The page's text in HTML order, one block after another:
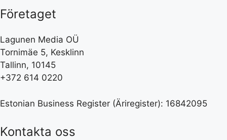
Företaget
Lagunen Media OÜ
Tornimäe 5, Kesklinn
Tallinn, 10145
+372 614 0220
Estonian Business Register (Äriregister): 16842095
Kontakta oss